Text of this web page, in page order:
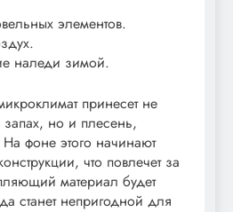
элементов.
наледи зимой.
принесет не
запах, но и плесень,
фоне этого начинают
что повлечет за
материал будет
станет непригодной для